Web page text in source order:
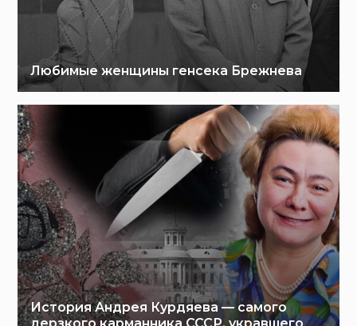
Любимые женщины генсека Брежнева
История Андрея Курдяева — самого